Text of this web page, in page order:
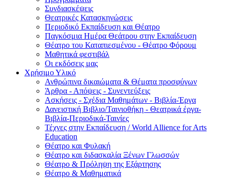
Συνδιασκέψεις
Θεατρικές Κατασκηνώσεις
Περιοδικό Εκπαίδευση και Θέατρο
Παγκόσμια Ημέρα Θεάτρου στην Εκπαίδευση
Θέατρο του Καταπιεσμένου - Θέατρο Φόρουμ
Μαθητικά φεστιβάλ
Οι εκδόσεις μας
Χρήσιμο Υλικό
Ανθρώπινα δικαιώματα & Θέματα προσφύγων
Άρθρα - Απόψεις - Συνεντεύξεις
Ασκήσεις - Σχέδια Μαθημάτων - Βιβλία-Έργα
Δανειστική Βιβλιο/Ταινιοθήκη - Θεατρικά έργα-
Βιβλία-Περιοδικά-Ταινίες
Τέχνες στην Εκπαίδευση / World Allience for Arts
Education
Θέατρο και Φυλακή
Θέατρο και διδασκαλία Ξένων Γλωσσών
Θέατρο & Πρόληψη της Εξάρτησης
Θέατρο & Μαθηματικά